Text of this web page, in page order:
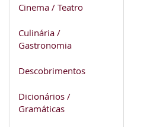
Cinema / Teatro
Culinária /
Gastronomia
Descobrimentos
Dicionários /
Gramáticas